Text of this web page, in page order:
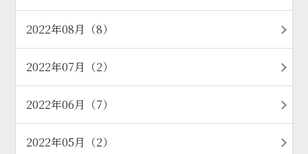
2022年08月（8）
2022年07月（2）
2022年06月（7）
2022年05月（2）